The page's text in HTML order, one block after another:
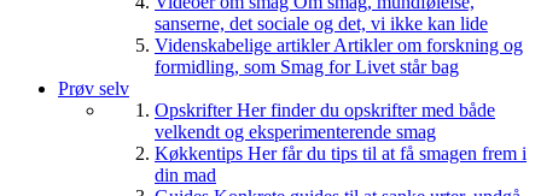
sanserne, det sociale og det, vi ikke kan lide
Videnskabelige artiklerArtikler om forskning og
formidling, som Smag for Livet står bag
Prøv selv
OpskrifterHer finder du opskrifter med både
velkendt og eksperimenterende smag
Køkkentips Her får du tips til at få smagen frem i
din mad